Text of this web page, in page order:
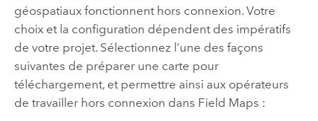
géospatiaux fonctionnent hors connexion. Votre
choix et la configuration dépendent des impératifs
de votre projet. Sélectionnez l’une des façons
suivantes de préparer une carte pour
téléchargement, et permettre ainsi aux opérateurs
de travailler hors connexion dans Field Maps :